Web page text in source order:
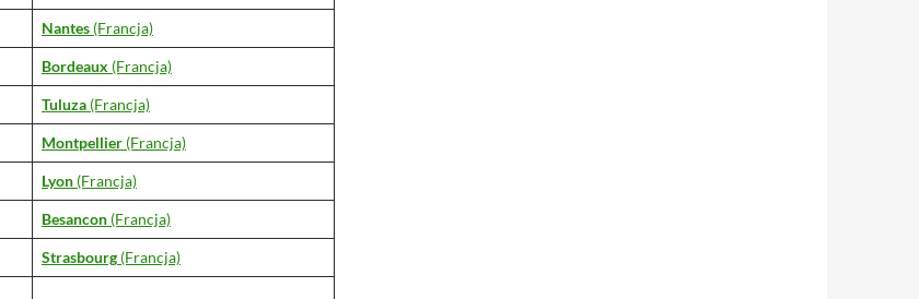
Nantes (Francja)
Bordeaux (Francja)
Tuluza (Francja)
Montpellier (Francja)
Lyon (Francja)
Besancon (Francja)
Strasbourg (Francja)